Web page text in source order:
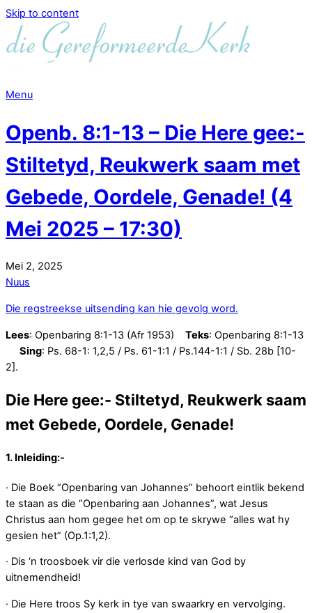
Skip to content
Menu
Openb. 8:1-13 – Die Here gee:-
Stiltetyd, Reukwerk saam met
Gebede, Oordele, Genade! (4
Mei 2025 – 17:30)
Mei 2, 2025
Nuus
Die regstreekse uitsending kan hie gevolg word.
Lees: Openbaring 8:1-13 (Afr 1953) Teks: Openbaring 8:1-13
Sing: Ps. 68-1: 1,2,5 / Ps. 61-1:1 / Ps.144-1:1 / Sb. 28b [10-
2].
Die Here gee:- Stiltetyd, Reukwerk saam
met Gebede, Oordele, Genade!
1. Inleiding:-
· Die Boek “Openbaring van Johannes” behoort eintlik bekend
te staan as die “Openbaring aan Johannes”, wat Jesus
Christus aan hom gegee het om op te skrywe “alles wat hy
gesien het” (Op.1:1,2).
· Dis ‘n troosboek vir die verlosde kind van God by
uitnemendheid!
· Die Here troos Sy kerk in tye van swaarkry en vervolging.